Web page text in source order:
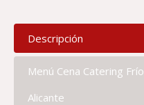
Descripción
Menú Cena Catering
Alicante